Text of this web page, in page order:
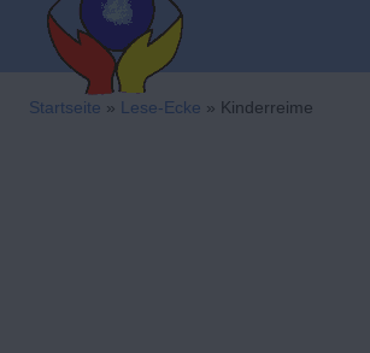
springen
Startseite » Lese-Ecke » Kinderreime